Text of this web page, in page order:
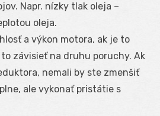
Napr. nízky tlak oleja –
oleja.
a výkon motora, ak je to
závisieť na druhu poruchy. Ak
nemali by ste zmenšiť
ale vykonať pristátie s